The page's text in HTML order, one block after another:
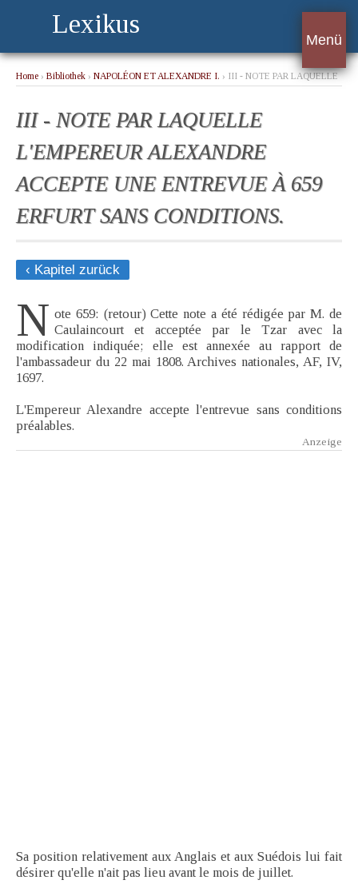
Lexikus
Menü
Home › Bibliothek › NAPOLÉON ET ALEXANDRE I. › III - NOTE PAR LAQUELLE
III - NOTE PAR LAQUELLE
L'EMPEREUR ALEXANDRE
ACCEPTE UNE ENTREVUE À 659
ERFURT SANS CONDITIONS.
‹ Kapitel zurück
N ote 659: (retour) Cette note a été rédigée par M. de
Caulaincourt et acceptée par le Tzar avec la
modification indiquée; elle est annexée au rapport de
l'ambassadeur du 22 mai 1808. Archives nationales, AF, IV,
1697.
L'Empereur Alexandre accepte l'entrevue sans conditions
préalables.
Sa position relativement aux Anglais et aux Suédois lui fait
désirer qu'elle n'ait pas lieu avant le mois de juillet.